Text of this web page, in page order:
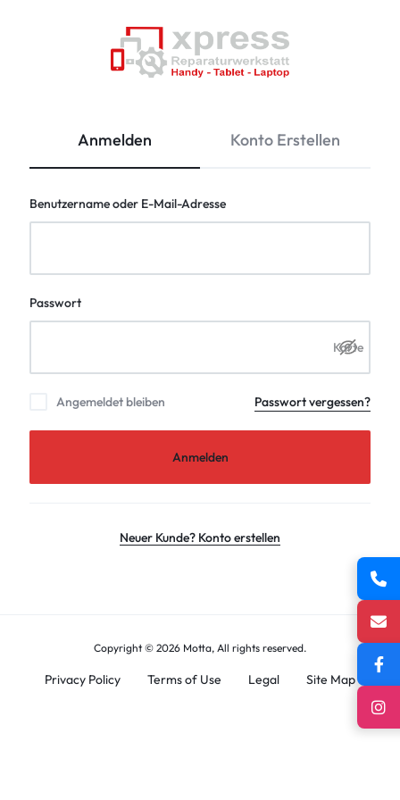
Anmelden Konto Erstellen
Benutzername oder E-Mail-Adresse
Passwort
Karte
Angemeldet bleiben Passwort vergessen?
Anmelden
Neuer Kunde? Konto erstellen
Copyright © 2026 Motta, All rights reserved.
Privacy Policy Terms of Use Legal Site Map